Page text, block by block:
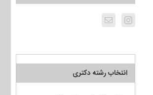
انتخاب رشته دکتری